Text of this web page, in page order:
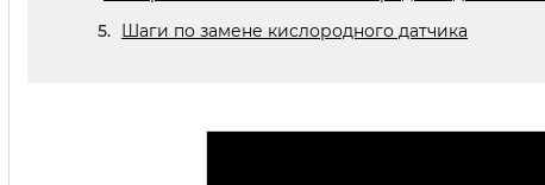
Шаги по замене кислородного датчика